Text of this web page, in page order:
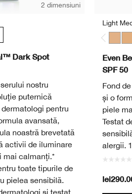
2 dimensiuni
Dark Spot
nostru
puternică
pentru
avansată,
noastră brevetată
activii de iluminare
mai calmanți.*
toate tipurile de
pielea sensibilă.
și testat
Light
Even
SPF 50
Fond
și o
piele
Testat
alergii.